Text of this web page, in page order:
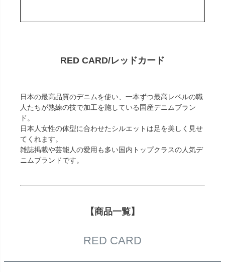
RED CARD/レッドカード
日本の最高品質のデニムを使い、一本ずつ最高レベルの職
人たちが熟練の技で加工を施している国産デニムブラン
ド。
日本人女性の体型に合わせたシルエットは足を美しく見せ
てくれます。
雑誌掲載や芸能人の愛用も多い国内トップクラスの人気デ
ニムブランドです。
【商品一覧】
RED CARD